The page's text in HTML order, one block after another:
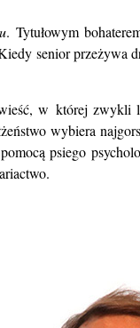
. Tytułowym
senior przeżywa
w której
wybiera
psiego